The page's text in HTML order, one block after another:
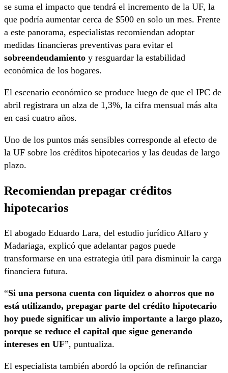
se suma el impacto que tendrá el incremento de la UF, la
que podría aumentar cerca de $500 en solo un mes. Frente
a este panorama, especialistas recomiendan adoptar
medidas financieras preventivas para evitar el
sobreendeudamiento y resguardar la estabilidad
económica de los hogares.
El escenario económico se produce luego de que el IPC de
abril registrara un alza de 1,3%, la cifra mensual más alta
en casi cuatro años.
Uno de los puntos más sensibles corresponde al efecto de
la UF sobre los créditos hipotecarios y las deudas de largo
plazo.
Recomiendan prepagar créditos
hipotecarios
El abogado Eduardo Lara, del estudio jurídico Alfaro y
Madariaga, explicó que adelantar pagos puede
transformarse en una estrategia útil para disminuir la carga
financiera futura.
“Si una persona cuenta con liquidez o ahorros que no
está utilizando, prepagar parte del crédito hipotecario
hoy puede significar un alivio importante a largo plazo,
porque se reduce el capital que sigue generando
intereses en UF”, puntualiza.
El especialista también abordó la opción de refinanciar